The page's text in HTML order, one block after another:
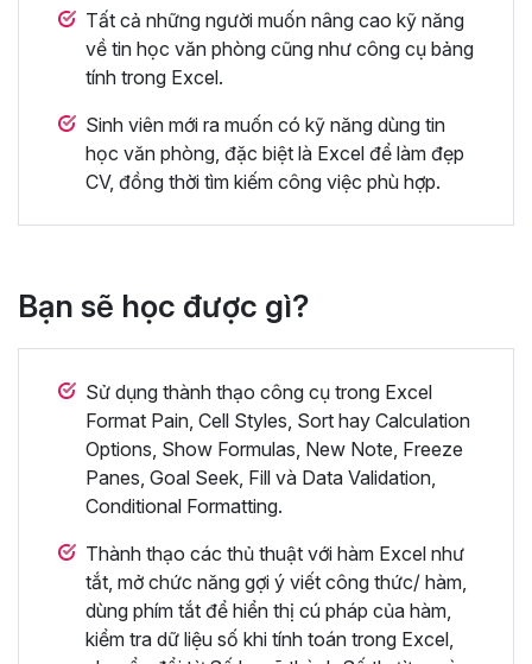
Tất cả những người muốn nâng cao kỹ năng
về tin học văn phòng cũng như công cụ bảng
tính trong Excel.
Sinh viên mới ra muốn có kỹ năng dùng tin
học văn phòng, đặc biệt là Excel để làm đẹp
CV, đồng thời tìm kiếm công việc phù hợp.
Bạn sẽ học được gì?
Sử dụng thành thạo công cụ trong Excel
Format Pain, Cell Styles, Sort hay Calculation
Options, Show Formulas, New Note, Freeze
Panes, Goal Seek, Fill và Data Validation,
Conditional Formatting.
Thành thạo các thủ thuật với hàm Excel như
tắt, mở chức năng gợi ý viết công thức/ hàm,
dùng phím tắt để hiển thị cú pháp của hàm,
kiểm tra dữ liệu số khi tính toán trong Excel,